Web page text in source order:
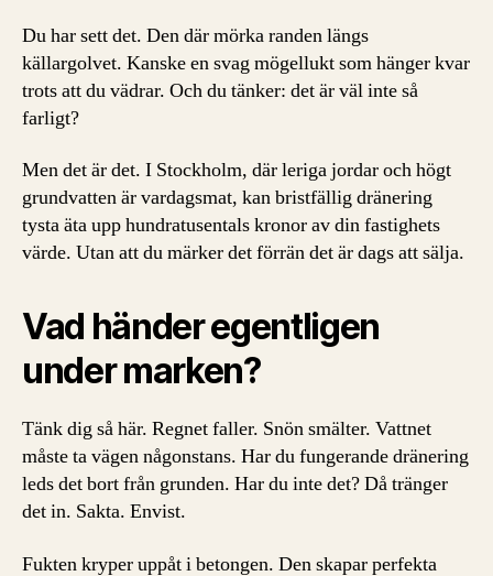
Du har sett det. Den där mörka randen längs
källargolvet. Kanske en svag mögellukt som hänger kvar
trots att du vädrar. Och du tänker: det är väl inte så
farligt?
Men det är det. I Stockholm, där leriga jordar och högt
grundvatten är vardagsmat, kan bristfällig dränering
tysta äta upp hundratusentals kronor av din fastighets
värde. Utan att du märker det förrän det är dags att sälja.
Vad händer egentligen
under marken?
Tänk dig så här. Regnet faller. Snön smälter. Vattnet
måste ta vägen någonstans. Har du fungerande dränering
leds det bort från grunden. Har du inte det? Då tränger
det in. Sakta. Envist.
Fukten kryper uppåt i betongen. Den skapar perfekta